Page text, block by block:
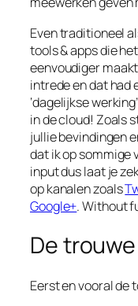
Even traditioneel
tools & apps die
eenvoudiger
intrede en dat had
‘dagelijkse
in de cloud! Zoals
jullie bevindingen
dat ik op sommige
input dus laat je
op kanalen zoals
Google+. Without
De
Eerst en vooral de